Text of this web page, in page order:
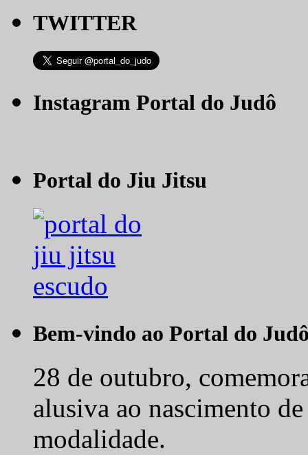
TWITTER
Instagram Portal do Judô
Portal do Jiu Jitsu
Bem-vindo ao Portal do
28 de outubro,
alusiva ao nascimento
modalidade.